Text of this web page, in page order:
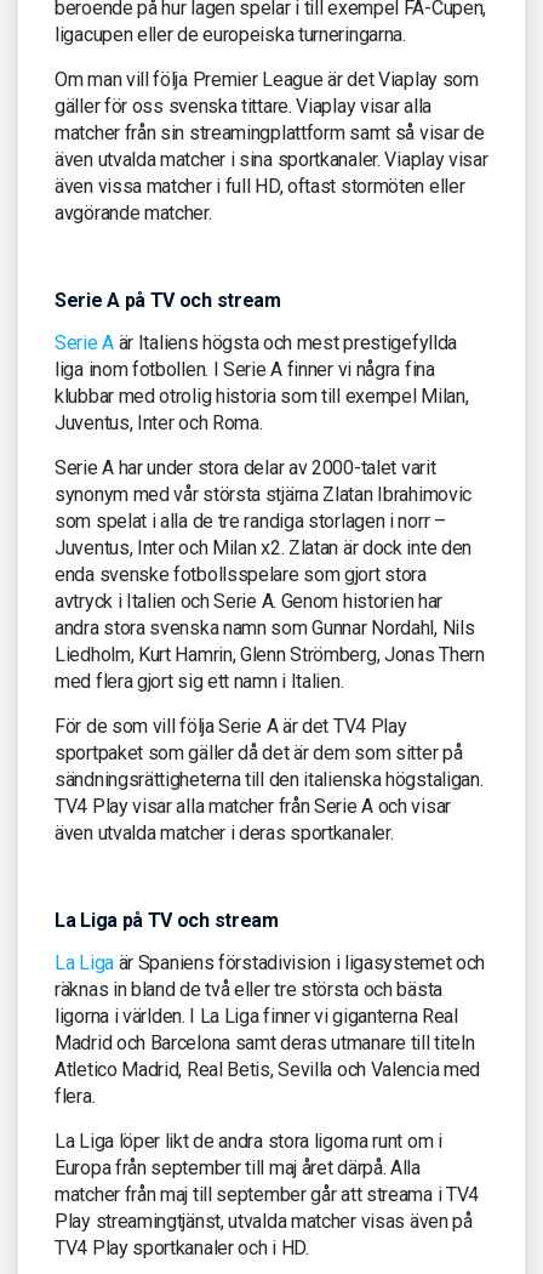
beroende på hur lagen spelar i till exempel FA-Cupen,
ligacupen eller de europeiska turneringarna.
Om man vill följa Premier League är det Viaplay som
gäller för oss svenska tittare. Viaplay visar alla
matcher från sin streamingplattform samt så visar de
även utvalda matcher i sina sportkanaler. Viaplay visar
även vissa matcher i full HD, oftast stormöten eller
avgörande matcher.
Serie A på TV och stream
Serie Aär Italiens högsta och mest prestigefyllda
liga inom fotbollen. I Serie A finner vi några fina
klubbar med otrolig historia som till exempel Milan,
Juventus, Inter och Roma.
Serie A har under stora delar av 2000-talet varit
synonym med vår största stjärna Zlatan Ibrahimovic
som spelat i alla de tre randiga storlagen i norr –
Juventus, Inter och Milan x2. Zlatan är dock inte den
enda svenske fotbollsspelare som gjort stora
avtryck i Italien och Serie A. Genom historien har
andra stora svenska namn som Gunnar Nordahl, Nils
Liedholm, Kurt Hamrin, Glenn Strömberg, Jonas Thern
med flera gjort sig ett namn i Italien.
För de som vill följa Serie A är det TV4 Play
sportpaket som gäller då det är dem som sitter på
sändningsrättigheterna till den italienska högstaligan.
TV4 Play visar alla matcher från Serie A och visar
även utvalda matcher i deras sportkanaler.
La Liga på TV och stream
La Ligaär Spaniens förstadivision i ligasystemet och
räknas in bland de två eller tre största och bästa
ligorna i världen. I La Liga finner vi giganterna Real
Madrid och Barcelona samt deras utmanare till titeln
Atletico Madrid, Real Betis, Sevilla och Valencia med
flera.
La Liga löper likt de andra stora ligorna runt om i
Europa från september till maj året därpå. Alla
matcher från maj till september går att streama i TV4
Play streamingtjänst, utvalda matcher visas även på
TV4 Play sportkanaler och i HD.